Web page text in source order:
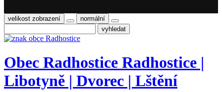
velikost zobrazení normální
Obec Radhostice Radhostice |
Libotyně | Dvorec | Lštění